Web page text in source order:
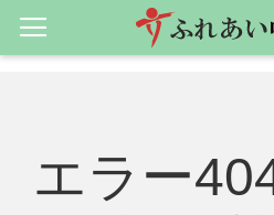
エラー